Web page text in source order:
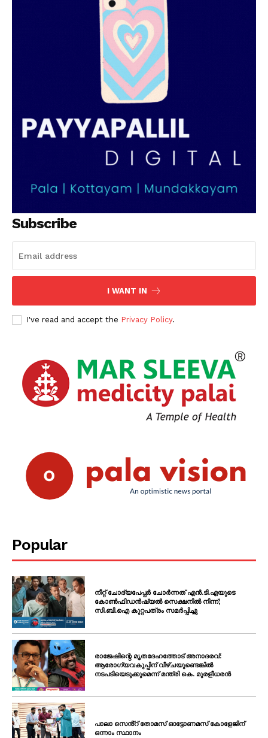
SUBSCRIBE NOW
PALA VISION
Subscription Plans
Subscribe
I WANT IN
I've read and accept the Privacy Policy.
Popular
നീറ്റ് ചോദ്യപേപ്പർ ചോർന്നത് എൻ.ടി.എയുടെ
കോൺഫിഡൻഷ്യൽ സെക്ഷനിൽ നിന്ന്;
സി.ബി.ഐ കുറ്റപത്രം സമർപ്പിച്ചു
രാജേഷിന്റെ മൃതദേഹത്തോട് അനാദരവ്:
ആരോഗ്യവകുപ്പിന് വീഴ്ചയുണ്ടെങ്കിൽ
നടപടിയെടുക്കുമെന്ന് മന്ത്രി കെ. മുരളീധരൻ
പാലാ സെൻ്റ് തോമസ് ഓട്ടോണമസ് കോളേജിന്
ഒന്നാം സ്ഥാനം